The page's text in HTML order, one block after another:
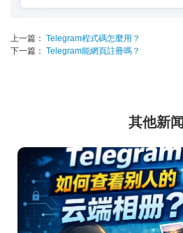
上一篇： Telegram程式碼怎麼用？
下一篇： Telegram能網頁註冊嗎？
其他新闻